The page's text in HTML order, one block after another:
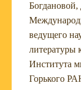
Богдановой,
ведущего
литературы
Института
Горького